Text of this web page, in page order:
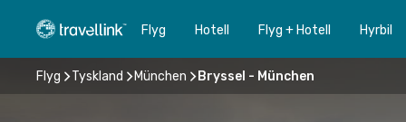
Flyg Hotell Flyg + Hotell Hyrbil
Flyg Tyskland München Bryssel - München